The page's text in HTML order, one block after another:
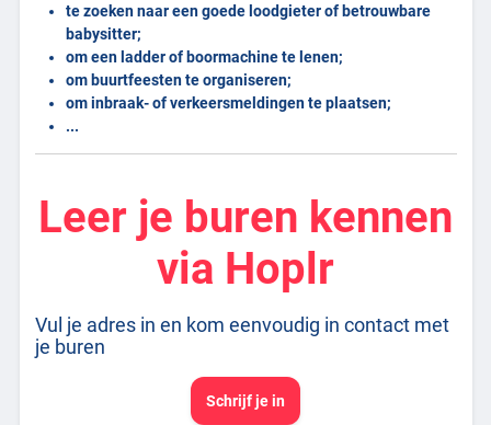
te zoeken naar een goede loodgieter of betrouwbare
babysitter;
om een ladder of boormachine te lenen;
om buurtfeesten te organiseren;
om inbraak- of verkeersmeldingen te plaatsen;
...
Leer je buren kennen
via Hoplr
Vul je adres in en kom eenvoudig in contact met
je buren
Schrijf je in